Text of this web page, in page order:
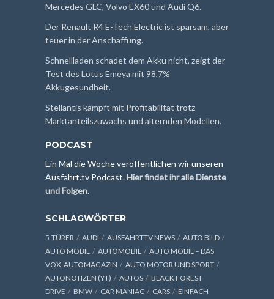
Mercedes GLC, Volvo EX60 und Audi Q6.
Der Renault R4 E-Tech Electric ist sparsam, aber
teuer in der Anschaffung.
Schnellladen schadet dem Akku nicht, zeigt der
Test des Lotus Emeya mit 98,7%
Akkugesundheit.
Stellantis kämpft mit Profitabilität trotz
Marktanteilszuwachs und alternden Modellen.
PODCAST
Ein Mal die Woche veröffentlichen wir unseren
Ausfahrt.tv Podcast.Hier findet ihr alle Dienste
und Folgen.
SCHLAGWÖRTER
5-TÜRER AUDI AUSFAHRTTV NEWS
AUTO BILD
AUTO MOBIL
AUTOMOBIL
AUTO MOBIL – DAS
VOX-AUTOMAGAZIN
AUTO MOTOR UND SPORT
AUTONOTIZEN (YT)
AUTOS
BLACK FOREST
DRIVE
BMW CAR MANIAC CARS
EINFACH